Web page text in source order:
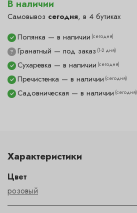
В наличии
Самовывоз сегодня, в 4 бутиках
? Гранатный — под заказ (1-2 дня)
✓ Полянка — в наличии (сегодня)
✓ Пречистенка — в наличии (сегодня)
✓ Садовническая — в наличии (сегодня)
✓ Сухаревка — в наличии (сегодня)
Характеристики
Цвет
розовый